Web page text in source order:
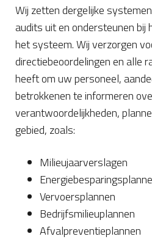
Wij zetten dergelijke
audits uit en ondersteunen bij
het systeem. Wij verzorgen
directiebeoordelingen en alle
heeft om uw personeel,
betrokkenen te informeren
verantwoordelijkheden,
gebied, zoals:
Milieujaarverslagen
Vervoersplannen
Bedrijfsmilieuplannen
Afvalpreventieplannen